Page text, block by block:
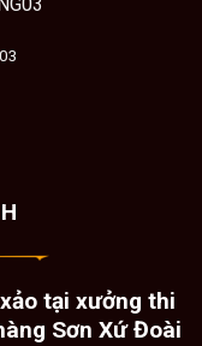
tại xưởng thi
Sơn Xứ Đoài